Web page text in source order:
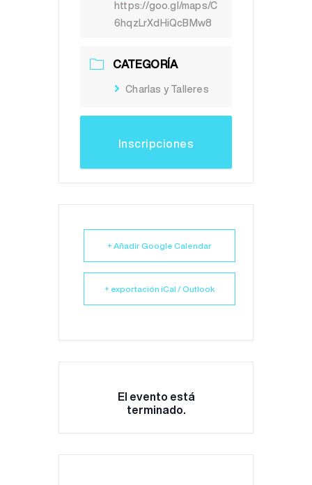
https://goo.gl/maps/C
6hqzLrXdHiQcBMw8
CATEGORÍA
Charlas y Talleres
Inscripciones
+ Añadir Google Calendar
+ exportación iCal / Outlook
El evento está
terminado.